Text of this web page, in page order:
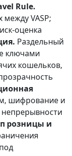
Rule.
VASP;
оценка
Раздельный
ключами
кошельков,
шифрование и
розницы и